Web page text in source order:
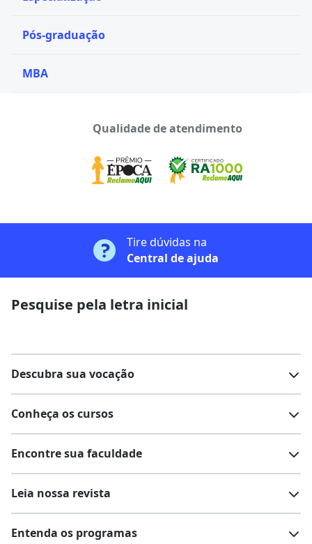
Pós-graduação
MBA
Qualidade de atendimento
Tire dúvidas na
Central de ajuda
Pesquise pela letra inicial
Descubra sua vocação
Conheça os cursos
Cursos técnicos
Encontre sua faculdade
Leia nossa revista
Entenda os programas